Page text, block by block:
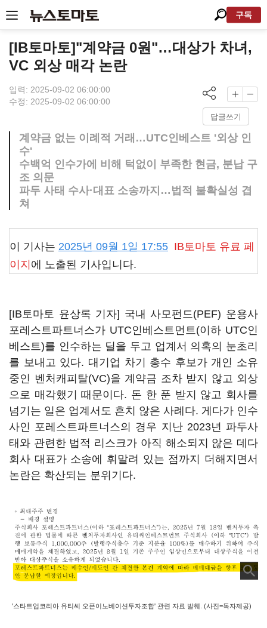
구독
[IB토마토]"계약금 0원"…대상가 차녀,
VC 외상 매각 논란
입력: 2025-09-02 06:00:00
수정: 2025-09-02 06:00:00
답글쓰기
계약금 없는 이례적 거래…UTC인베스트 '외상 인
수'
수백억 인수가에 비해 턱없이 부족한 현금, 분납 구
조 의문
파두 사태 수사·대표 소송까지…법적 불확실성 겹
쳐
이 기사는 2025년 09월 1일 17:55 IB토마토 유료 페
이지 에 노출된 기사입니다.
[IB토마토 윤상록 기자] 국내 사모펀드(PEF) 운용사
포레스트파트너스가 UTC인베스트먼트(이하 UTC인
베스트)를 인수하는 딜을 두고 업계서 의혹의 눈초리
를 보내고 있다. 대기업 차기 총수 후보가 개인 소유
중인 벤처캐피탈(VC)을 계약금 조차 받지 않고 외상
으로 매각했기 때문이다. 돈 한 푼 받지 않고 회사를
넘기는 일은 업계서도 흔치 않은 사례다. 게다가 인수
사인 포레스트파트너스의 경우 지난 2023년 파두사
태와 관련한 법적 리스크가 아직 해소되지 않은 데다
회사 대표가 소송에 휘말려 있는 점까지 더해지면서
논란은 확산되는 분위기다.
'스타트업코리아 유티씨 오픈이노베이션투자조합' 관련 자료 발췌. (사진=독자제공)